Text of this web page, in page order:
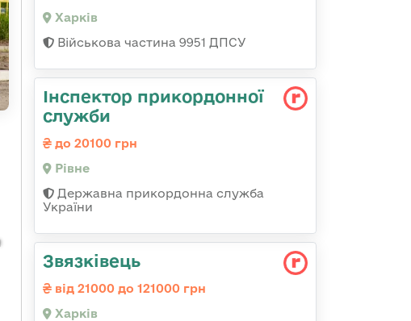
Харків
Військова частина 9951 ДПСУ
Інспектор прикордонної
служби
до 20100 грн
Рівне
Державна прикордонна служба
України
Звязківець
від 21000 до 121000 грн
Харків